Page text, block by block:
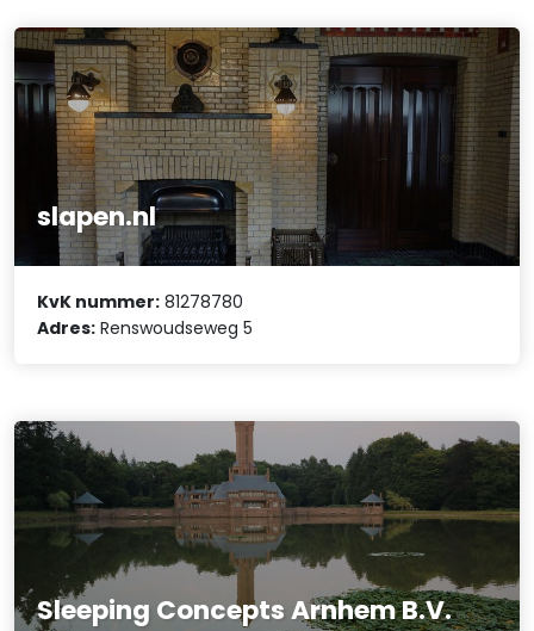
slapen.nl
KvK nummer: 81278780
Adres: Renswoudseweg 5
Sleeping Concepts Arnhem B.V.